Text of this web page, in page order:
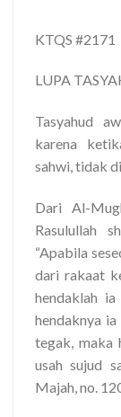
KTQS #2171
LUPA
Tasyahud
karena
sahwi, tidak
Dari Al-
Rasulullah
“Apabila
dari rakaat
hendaklah
hendaknya
tegak, maka
usah sujud
Majah, no.